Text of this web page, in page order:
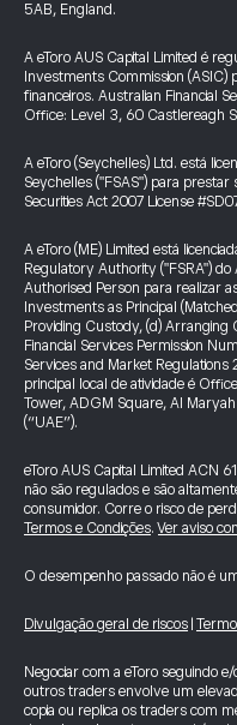
5AB, England.
A eToro AUS Capital Limited é
Investments Commission
financeiros. Australian Financial
Office: Level 3, 60 Castlereagh
A eToro (Seychelles) Ltd. está
Seychelles ("FSAS") para
Securities Act 2007 License
A eToro (ME) Limited está
Regulatory Authority ("FSRA")
Authorised Person para realizar
Investments as Principal
Providing Custody, (d) Arranging
Financial Services Permission
Services and Market Regulations
principal local de atividade é
Tower, ADGM Square, Al
(“UAE”).
eToro AUS Capital Limited ACN
não são regulados e são
consumidor. Corre o risco de
Termos e Condições.Ver aviso
O desempenho passado não é
Divulgação geral de riscos
Negociar com a eToro seguindo
outros traders envolve um
copia ou replica os traders com